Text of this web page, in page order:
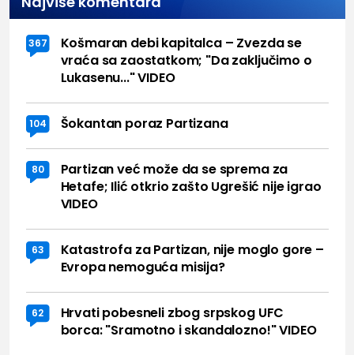
367
Košmaran debi kapitalca – Zvezda se
vraća sa zaostatkom; "Da zaključimo o
Lukasenu..." VIDEO
104 Šokantan poraz Partizana
80
Partizan već može da se sprema za
Hetafe; Ilić otkrio zašto Ugrešić nije igrao
VIDEO
63
Katastrofa za Partizan, nije moglo gore –
Evropa nemoguća misija?
62
Hrvati pobesneli zbog srpskog UFC
borca: "Sramotno i skandalozno!" VIDEO